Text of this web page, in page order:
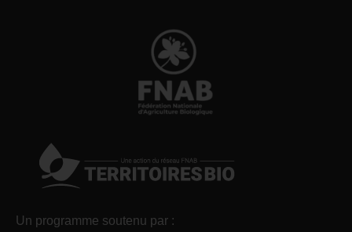
Un programme soutenu par :